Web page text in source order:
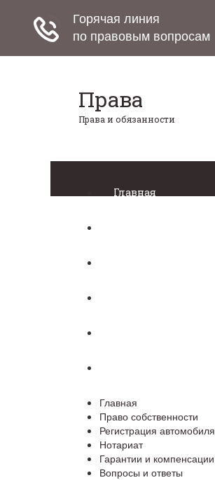
Права
Права и обязанности
Главная
Главная
Право собственности
Регистрация автомобиля
Нотариат
Гарантии и компенсации
Вопросы и ответы